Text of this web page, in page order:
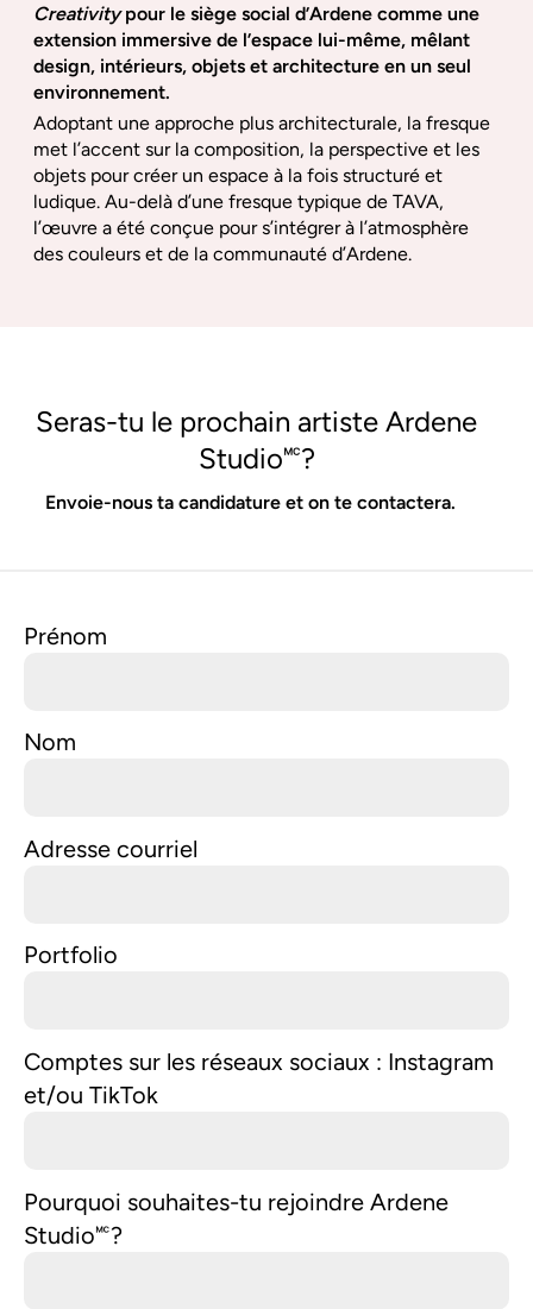
Creativity pour le siège social d’Ardene comme une
extension immersive de l’espace lui-même, mêlant
design, intérieurs, objets et architecture en un seul
environnement.
Adoptant une approche plus architecturale, la fresque
met l’accent sur la composition, la perspective et les
objets pour créer un espace à la fois structuré et
ludique. Au-delà d’une fresque typique de TAVA,
l’œuvre a été conçue pour s’intégrer à l’atmosphère
des couleurs et de la communauté d’Ardene.
Seras-tu le prochain artiste Ardene
Studio🅪?
Envoie-nous ta candidature et on te contactera.
Prénom
Nom
Adresse courriel
Portfolio
Comptes sur les réseaux sociaux : Instagram
et/ou TikTok
Pourquoi souhaites-tu rejoindre Ardene
Studio🅪?